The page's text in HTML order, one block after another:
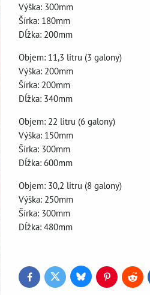
Výška: 300mm
Šírka: 180mm
Dĺžka: 200mm
Objem: 11,3 litru (3 galony)
Výška: 200mm
Šírka: 200mm
Dĺžka: 340mm
Objem: 22 litru (6 galony)
Výška: 150mm
Šírka: 300mm
Dĺžka: 600mm
Objem: 30,2 litru (8 galony)
Výška: 250mm
Šírka: 300mm
Dĺžka: 480mm
FacebookTwitter BlueskyPinterestReddit